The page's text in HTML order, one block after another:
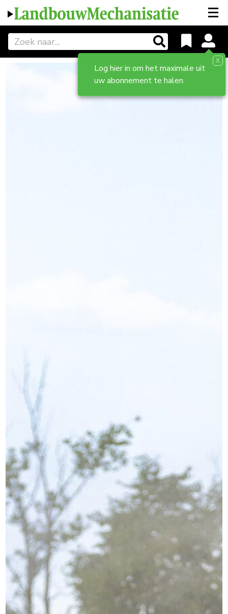
Log hier in om het maximale uit
uw abonnement te halen.
X